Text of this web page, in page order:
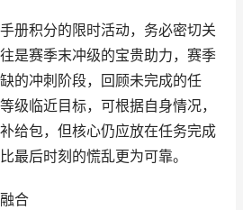
册积分的限时活动，务必密切关
是赛季末冲级的宝贵助力，赛季
的冲刺阶段，回顾未完成的任
级临近目标，可根据自身情况，
给包，但核心仍应放在任务完成
最后时刻的慌乱更为可靠。
合